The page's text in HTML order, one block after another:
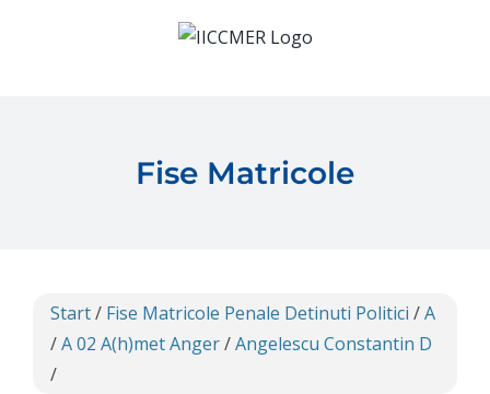
Fise Matricole
Start/ Fise Matricole Penale Detinuti Politici /A
/A 02 A(h)met Anger/Angelescu Constantin D
/